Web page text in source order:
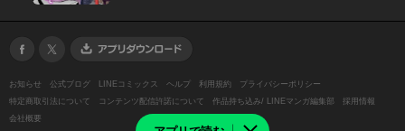
お知らせ 公式ブログ LINEコミックス ヘルプ 利用規約
プライバシーポリシー
特定商取引法について
コンテンツ配信許諾について 作品持ち込み/ LINEマンガ編集部
採用情報
会社概要